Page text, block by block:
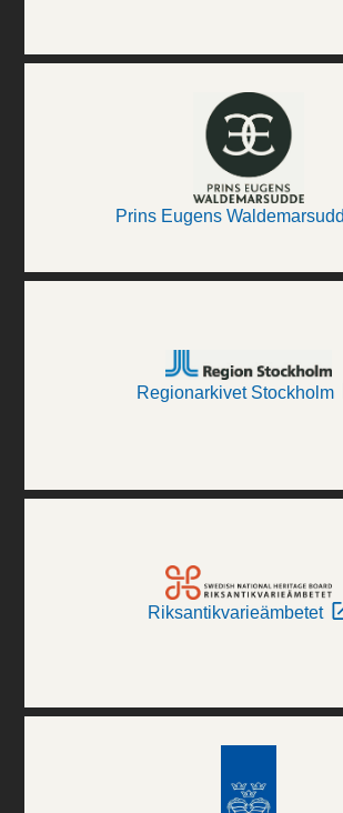
Prins Eugens
Regionarkivet Stockholm
Riksantikvarieämbetet